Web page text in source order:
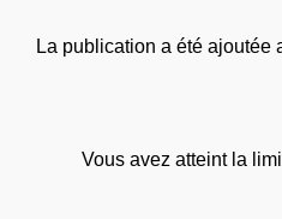
La publication a été ajoutée
Vous avez atteint la